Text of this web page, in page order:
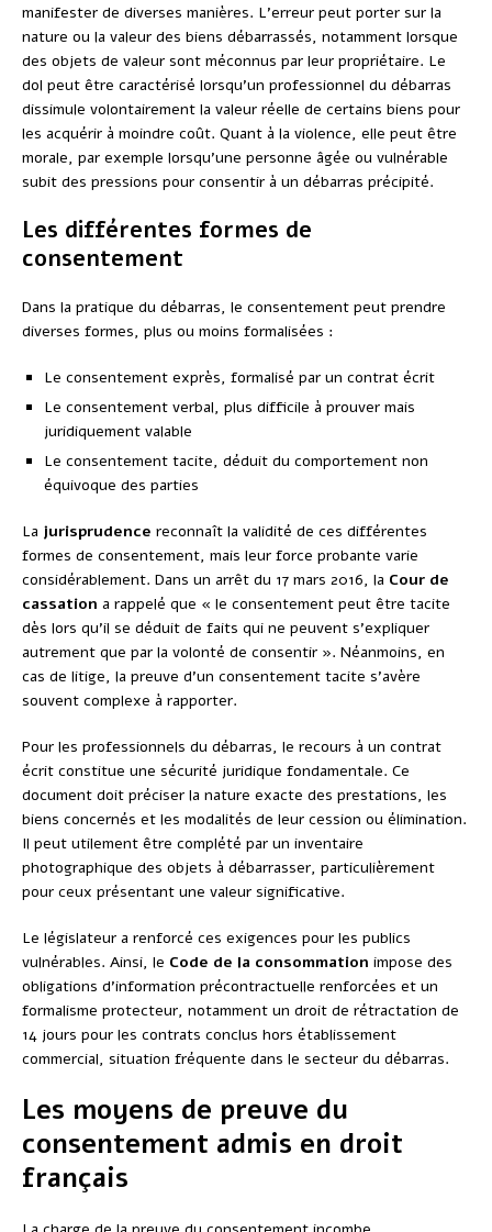
manifester de diverses manières. L’erreur peut porter sur la
nature ou la valeur des biens débarrassés, notamment lorsque
des objets de valeur sont méconnus par leur propriétaire. Le
dol peut être caractérisé lorsqu’un professionnel du débarras
dissimule volontairement la valeur réelle de certains biens pour
les acquérir à moindre coût. Quant à la violence, elle peut être
morale, par exemple lorsqu’une personne âgée ou vulnérable
subit des pressions pour consentir à un débarras précipité.
Les différentes formes de
consentement
Dans la pratique du débarras, le consentement peut prendre
diverses formes, plus ou moins formalisées :
Le consentement exprès, formalisé par un contrat écrit
Le consentement verbal, plus difficile à prouver mais
juridiquement valable
Le consentement tacite, déduit du comportement non
équivoque des parties
La jurisprudence reconnaît la validité de ces différentes
formes de consentement, mais leur force probante varie
considérablement. Dans un arrêt du 17 mars 2016, la Cour de
cassation a rappelé que « le consentement peut être tacite
dès lors qu’il se déduit de faits qui ne peuvent s’expliquer
autrement que par la volonté de consentir ». Néanmoins, en
cas de litige, la preuve d’un consentement tacite s’avère
souvent complexe à rapporter.
Pour les professionnels du débarras, le recours à un contrat
écrit constitue une sécurité juridique fondamentale. Ce
document doit préciser la nature exacte des prestations, les
biens concernés et les modalités de leur cession ou élimination.
Il peut utilement être complété par un inventaire
photographique des objets à débarrasser, particulièrement
pour ceux présentant une valeur significative.
Le législateur a renforcé ces exigences pour les publics
vulnérables. Ainsi, le Code de la consommation impose des
obligations d’information précontractuelle renforcées et un
formalisme protecteur, notamment un droit de rétractation de
14 jours pour les contrats conclus hors établissement
commercial, situation fréquente dans le secteur du débarras.
Les moyens de preuve du
consentement admis en droit
français